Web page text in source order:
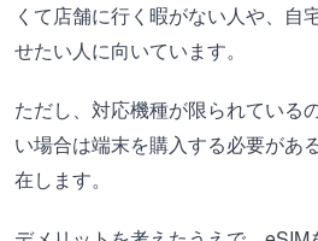
くて店舗に行く暇がない人や、自
せたい人に向いています。
ただし、対応機種が限られている
い場合は端末を購入する必要があ
在します。